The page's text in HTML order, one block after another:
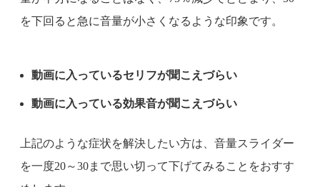
を下回ると急に音量が小さくなるような印象です。
動画に入っているセリフが聞こえづらい
動画に入っている効果音が聞こえづらい
上記のような症状を解決したい方は、音量スライダー
を一度20～30まで思い切って下げてみることをおすす